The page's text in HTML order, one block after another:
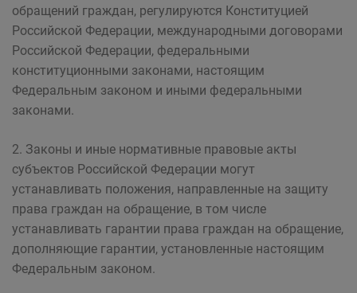
обращений граждан, регулируются Конституцией
Российской Федерации, международными договорами
Российской Федерации, федеральными
конституционными законами, настоящим
Федеральным законом и иными федеральными
законами.
2. Законы и иные нормативные правовые акты
субъектов Российской Федерации могут
устанавливать положения, направленные на защиту
права граждан на обращение, в том числе
устанавливать гарантии права граждан на обращение,
дополняющие гарантии, установленные настоящим
Федеральным законом.